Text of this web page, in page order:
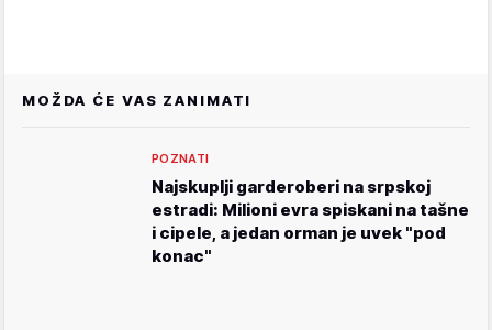
MOŽDA ĆE VAS ZANIMATI
POZNATI
Najskuplji garderoberi na srpskoj
estradi: Milioni evra spiskani na tašne
i cipele, a jedan orman je uvek "pod
konac"